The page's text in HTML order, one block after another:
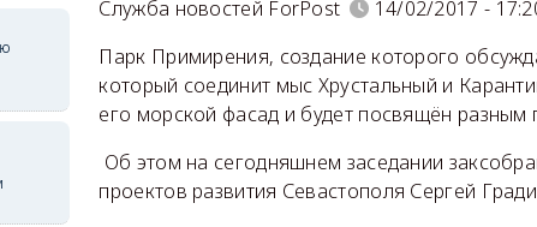
Служба новостей ForPost
14/02/2017 -
Парк Примирения, создание которого
который соединит мыс Хрустальный и
его морской фасад и будет посвящён разным
Об этом на сегодняшнем заседании
проектов развития Севастополя Сергей